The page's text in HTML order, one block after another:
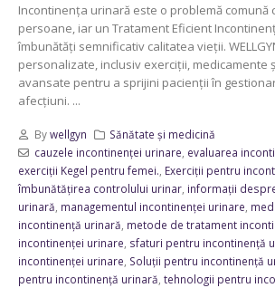
Incontinența urinară este o problemă comună
persoane, iar un Tratament Eficient
îmbunătăți semnificativ calitatea vieții.
personalizate, inclusiv exerciții, medicamente
avansate pentru a sprijini pacienții în
afecțiuni. ...
Bywellgyn
Sănătate și medicină
cauzele incontinenței urinare, evaluarea
exerciții Kegel pentru femei., Exerciții pentru
îmbunătățirea controlului urinar, informații
urinară, managementul incontinenței urinare,
incontinență urinară, metode de tratament
incontinenței urinare, sfaturi pentru incontinență
incontinenței urinare, Soluții pentru incontinență
pentru incontinență urinară, tehnologii pentru